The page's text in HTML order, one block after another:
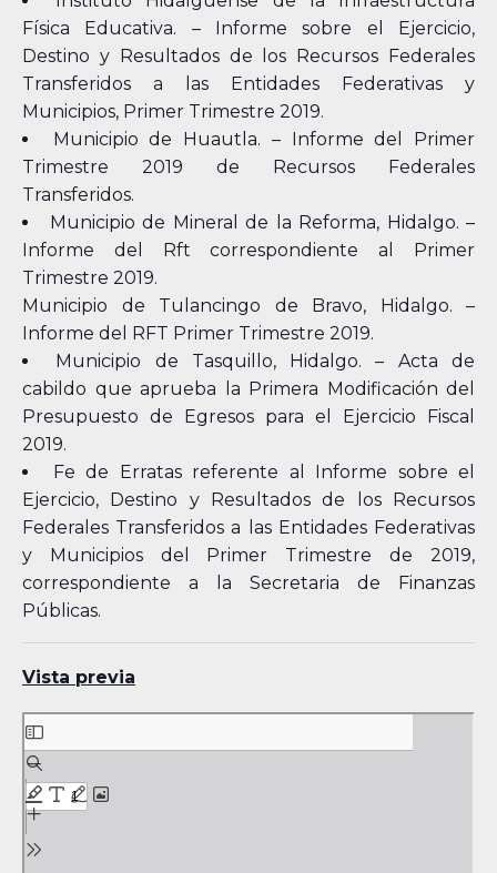
Física Educativa. – Informe sobre el Ejercicio,
Destino y Resultados de los Recursos Federales
Transferidos a las Entidades Federativas y
Municipios, Primer Trimestre 2019.
Municipio de Huautla. – Informe del Primer
Trimestre 2019 de Recursos Federales
Transferidos.
Municipio de Mineral de la Reforma, Hidalgo. –
Informe del Rft correspondiente al Primer
Trimestre 2019.
Municipio de Tulancingo de Bravo, Hidalgo. –
Informe del RFT Primer Trimestre 2019.
Municipio de Tasquillo, Hidalgo. – Acta de
cabildo que aprueba la Primera Modificación del
Presupuesto de Egresos para el Ejercicio Fiscal
2019.
Fe de Erratas referente al Informe sobre el
Ejercicio, Destino y Resultados de los Recursos
Federales Transferidos a las Entidades Federativas
y Municipios del Primer Trimestre de 2019,
correspondiente a la Secretaria de Finanzas
Públicas.
Vista previa
Skip
to
PDF
content